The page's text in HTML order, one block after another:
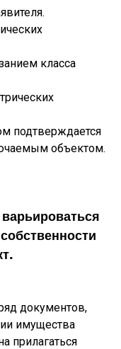
класса
подтверждается
объектом.
документов,
имущества
прилагаться